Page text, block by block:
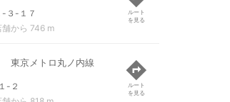
-３-１７
舗から 746 m
ルート
を見る
東京メトロ丸ノ内線
-２
ルート
を見る